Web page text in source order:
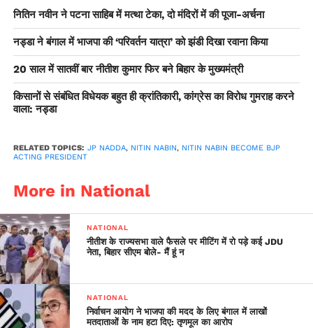
भाजपा नेताओं ने कहा कि बिहार के मंत्री और छत्तीसगढ़ के पार्टी प्रभारी के
रूप में नवीन का कार्यकाल उत्कृष्ट रहा, जिसमें संगठन का प्रभावशाली
नेतृत्व करने की उनकी क्षमता उभरकर सामने आई।
नितिन नवीन ने पटना साहिब में मत्था टेका, दो मंदिरों में की पूजा-अर्चना
नड्डा ने बंगाल में भाजपा की ‘परिवर्तन यात्रा’ को झंडी दिखा रवाना किया
20 साल में सातवीं बार नीतीश कुमार फिर बने बिहार के मुख्यमंत्री
किसानों से संबंधित विधेयक बहुत ही क्रांतिकारी, कांग्रेस का विरोध गुमराह करने
वाला: नड्डा
RELATED TOPICS: JP NADDA, NITIN NABIN, NITIN NABIN BECOME BJP
ACTING PRESIDENT
More in National
NATIONAL
नीतीश के राज्यसभा वाले फैसले पर मीटिंग में रो पड़े कई JDU
नेता, बिहार सीएम बोले- मैं हूं न
NATIONAL
निर्वाचन आयोग ने भाजपा की मदद के लिए बंगाल में लाखों
मतदाताओं के नाम हटा दिए: तृणमूल का आरोप